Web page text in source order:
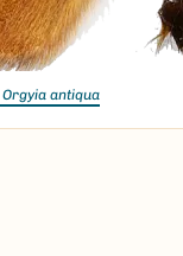
Orgyia antiqua